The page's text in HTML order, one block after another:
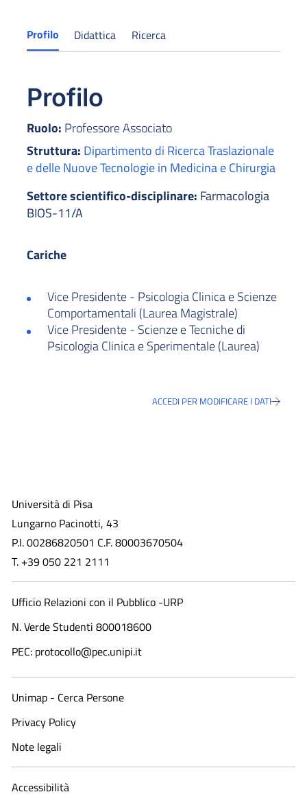
Profilo Didattica Ricerca
Profilo
Ruolo: Professore Associato
Struttura: Dipartimento di Ricerca Traslazionale
e delle Nuove Tecnologie in Medicina e Chirurgia
Settore scientifico-disciplinare: Farmacologia
BIOS-11/A
Cariche
Vice Presidente - Psicologia Clinica e Scienze
Comportamentali (Laurea Magistrale)
Vice Presidente - Scienze e Tecniche di
Psicologia Clinica e Sperimentale (Laurea)
ACCEDI PER MODIFICARE I DATI
Università di Pisa
Lungarno Pacinotti, 43
P.I. 00286820501 C.F. 80003670504
T. +39 050 221 2111
Ufficio Relazioni con il Pubblico -URP
N. Verde Studenti 800018600​
PEC: protocollo@pec.unipi.it
Unimap - Cerca Persone
Privacy Policy
Note legali
Accessibilità